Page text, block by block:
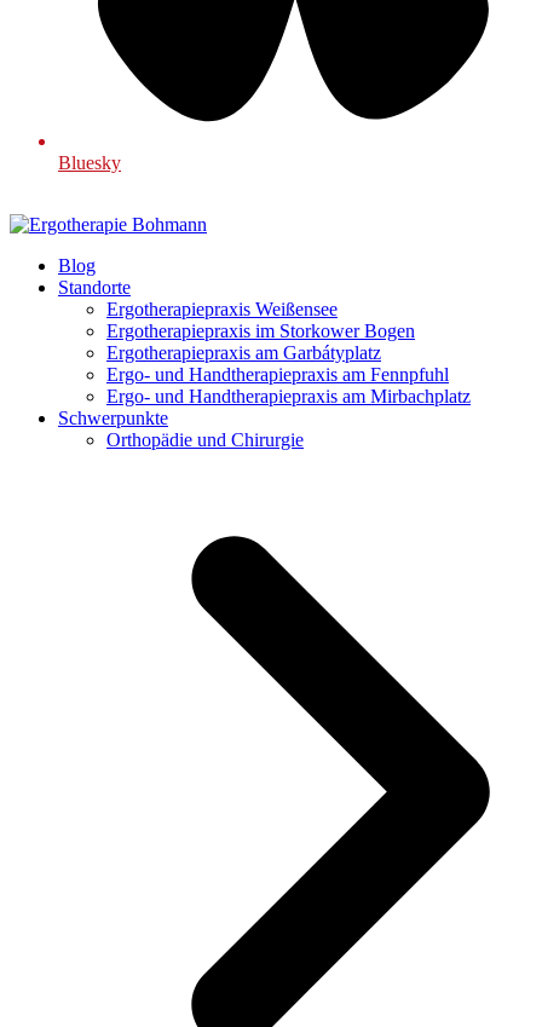
Bluesky
Blog
Standorte
Ergotherapiepraxis Weißensee
Ergotherapiepraxis im Storkower Bogen
Ergotherapiepraxis am Garbátyplatz
Ergo- und Handtherapiepraxis am Fennpfuhl
Ergo- und Handtherapiepraxis am Mirbachplatz
Schwerpunkte
Orthopädie und Chirurgie